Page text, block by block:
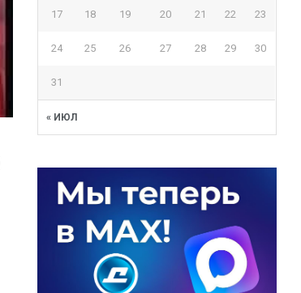
« ИЮЛ
17 18 19 20 21 22 23
24 25 26 27 28 29 30
31